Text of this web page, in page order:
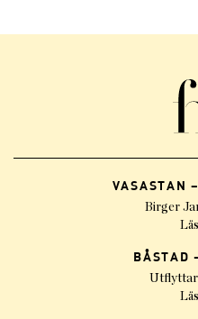
VASASTAN
Birger
BÅSTAD